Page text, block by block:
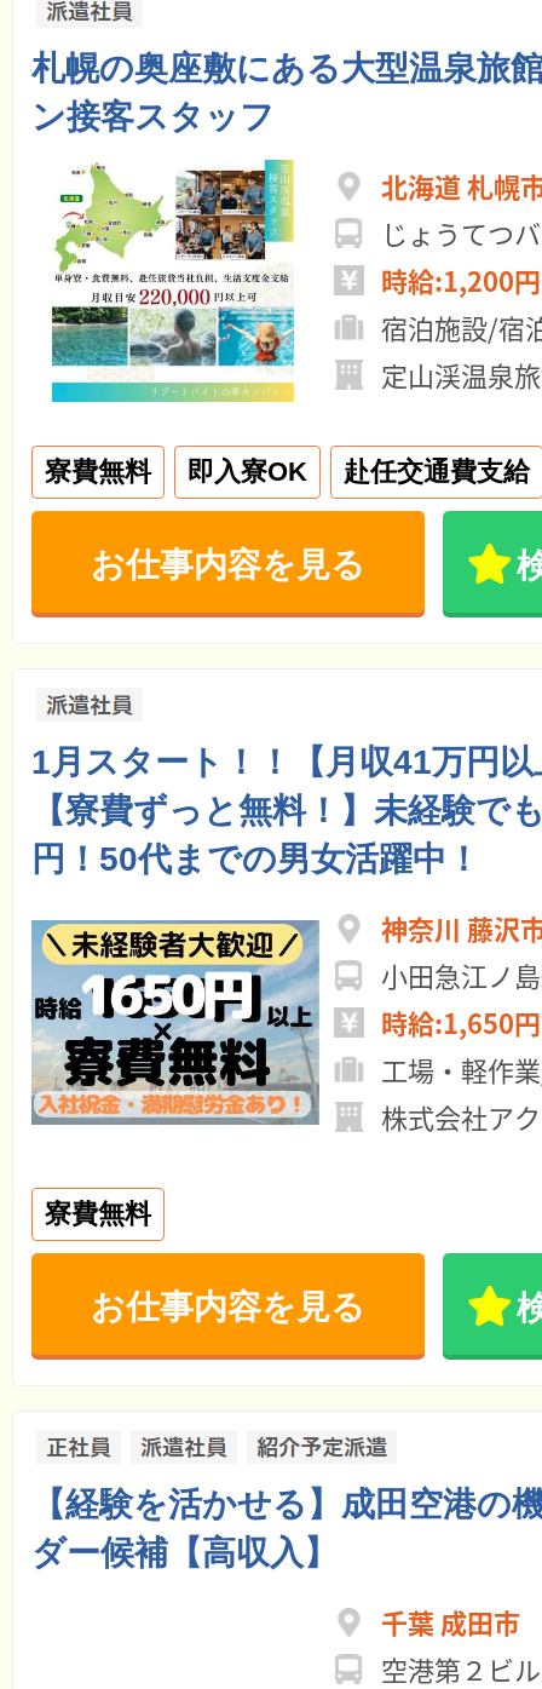
札幌の奥座敷にある大型温泉旅
ン接客スタッフ
北海道 札幌
じょうてつ
時給:1,200
宿泊施設/宿
定山渓温泉
寮費無料 即入寮OK 赴任交通費支給
お仕事内容を見る
1月スタート！！【月収41万円
【寮費ずっと無料！】未経験で
円！50代までの男女活躍中！
神奈川 藤沢
小田急江ノ
時給:1,650
工場・軽作
株式会社ア
寮費無料
お仕事内容を見る
【経験を活かせる】成田空港の
ダー候補【高収入】
千葉 成田市
空港第２ビ